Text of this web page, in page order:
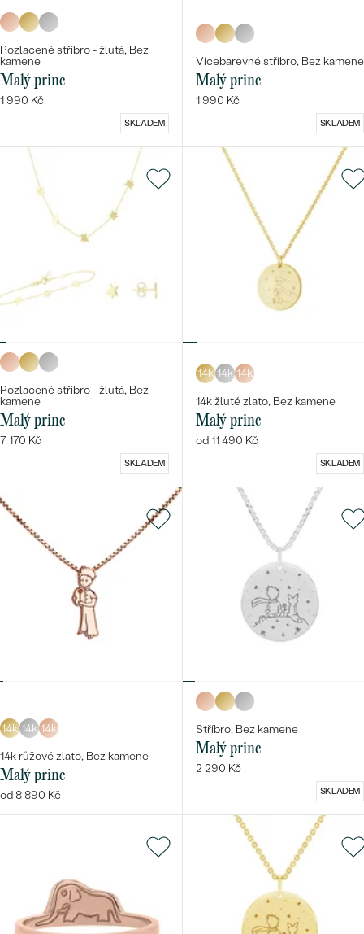
Pozlacené stříbro - žlutá, Bez
kamene
Malý princ
1 990 Kč
SKLADEM
Vícebarevné stříbro, Bez kamene
Malý princ
1 990 Kč
SKLADEM
Pozlacené stříbro - žlutá, Bez
kamene
Malý princ
7 170 Kč
SKLADEM
14k 14k 14k
14k žluté zlato, Bez kamene
Malý princ
od 11 490 Kč
SKLADEM
14k 14k 14k
14k růžové zlato, Bez kamene
Malý princ
od 8 890 Kč
Stříbro, Bez kamene
Malý princ
2 290 Kč
SKLADEM